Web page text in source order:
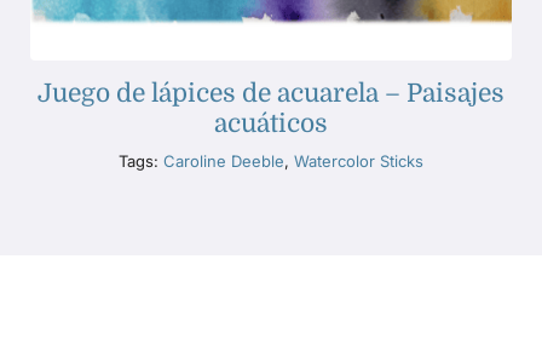
Juego de lápices de acuarela – Paisajes
acuáticos
Tags: Caroline Deeble, Watercolor Sticks